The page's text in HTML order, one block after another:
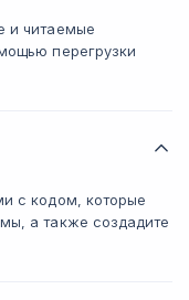
и читаемые
перегрузки
с кодом, которые
а также создадите